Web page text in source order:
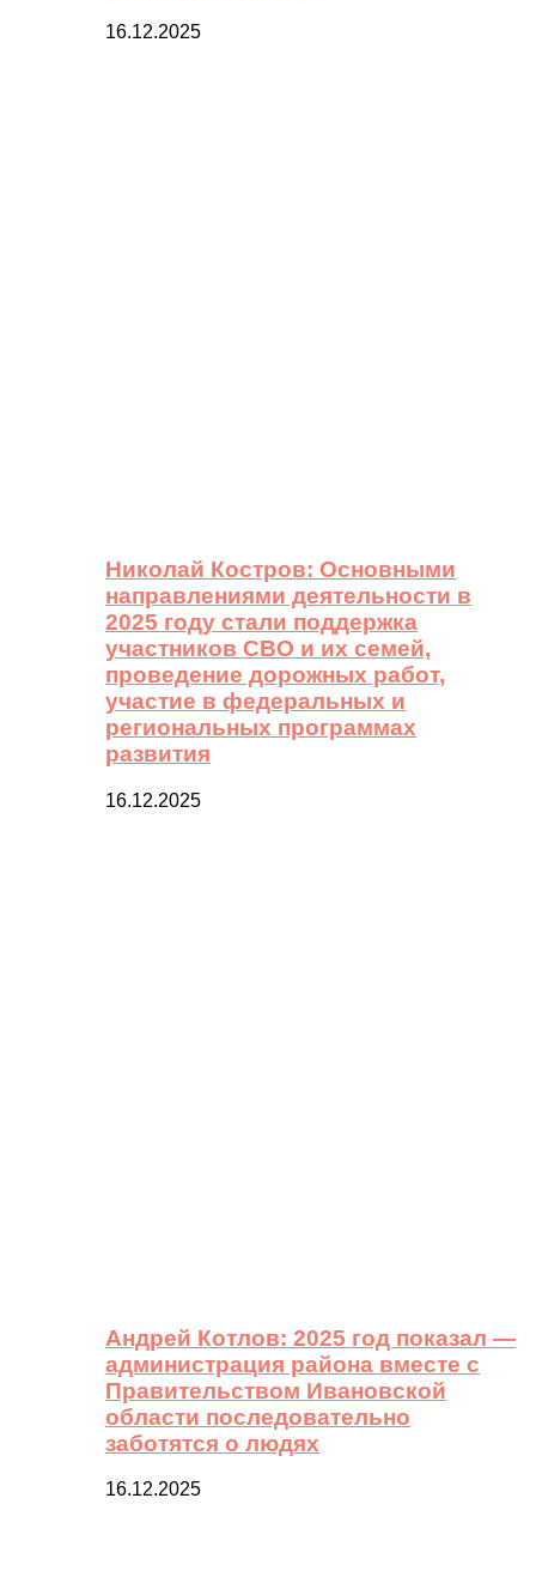
16.12.2025
Николай Костров: Основными
направлениями деятельности в
2025 году стали поддержка
участников СВО и их семей,
проведение дорожных работ,
участие в федеральных и
региональных программах
развития
16.12.2025
Андрей Котлов: 2025 год показал —
администрация района вместе с
Правительством Ивановской
области последовательно
заботятся о людях
16.12.2025